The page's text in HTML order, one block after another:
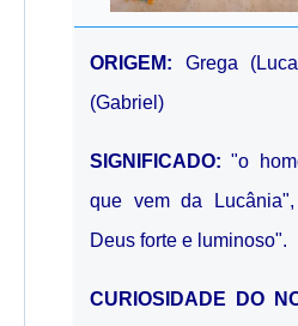
ORIGEM: Grega
(Gabriel)
SIGNIFICADO:"o
que vem da
Deus forte e luminoso".
CURIOSIDADE DO